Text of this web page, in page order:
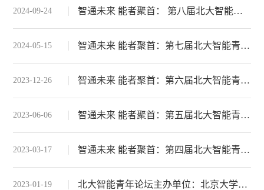
2024-09-24 智通未来 能者聚首： 第八届北大智能青年论坛
2024-05-15 智通未来 能者聚首：第七届北大智能青年论坛
2023-12-26 智通未来 能者聚首：第六届北大智能青年论坛
2023-06-06 智通未来 能者聚首：第五届北大智能青年论坛
2023-03-17 智通未来 能者聚首：第四届北大智能青年论坛
2023-01-19 北大智能青年论坛主办单位：北京大学武汉人工智能研究院简介